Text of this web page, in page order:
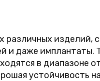
различных
и даже
в диапазоне
устойчивость